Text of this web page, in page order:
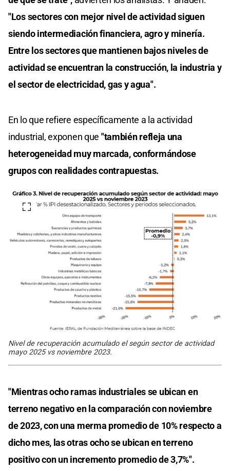
"Los sectores con mejor nivel de actividad siguen
siendo intermediación financiera, agro y minería.
Entre los sectores que mantienen bajos niveles de
actividad se encuentran la construcción, la industria y
el sector de electricidad, gas y agua".
En lo que refiere específicamente a la actividad
industrial, exponen que "también refleja una
heterogeneidad muy marcada, conformándose
grupos con realidades contrapuestas.
Nivel de recuperación acumulado el según sector de actividad
mayo 2025 vs noviembre 2023.
"Mientras ocho ramas industriales se ubican en
terreno negativo en la comparación con noviembre
de 2023, con una merma promedio de 10% respecto a
dicho mes, las otras ocho se ubican en terreno
positivo con un incremento promedio de 3,7%".